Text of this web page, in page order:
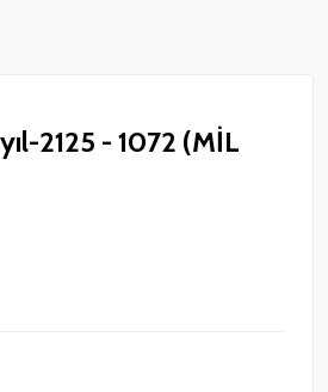
2125 - 1072 (MİL